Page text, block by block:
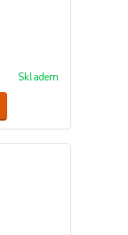
Skladem